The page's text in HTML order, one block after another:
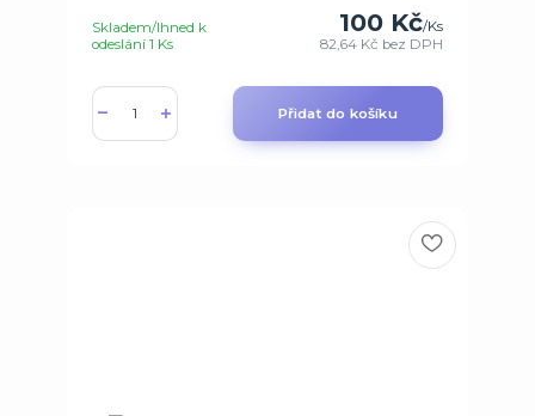
100 Kč/Ks
82,64 Kč bez DPH
Skladem/Ihned k
odeslání 1 Ks
Přidat do košíku